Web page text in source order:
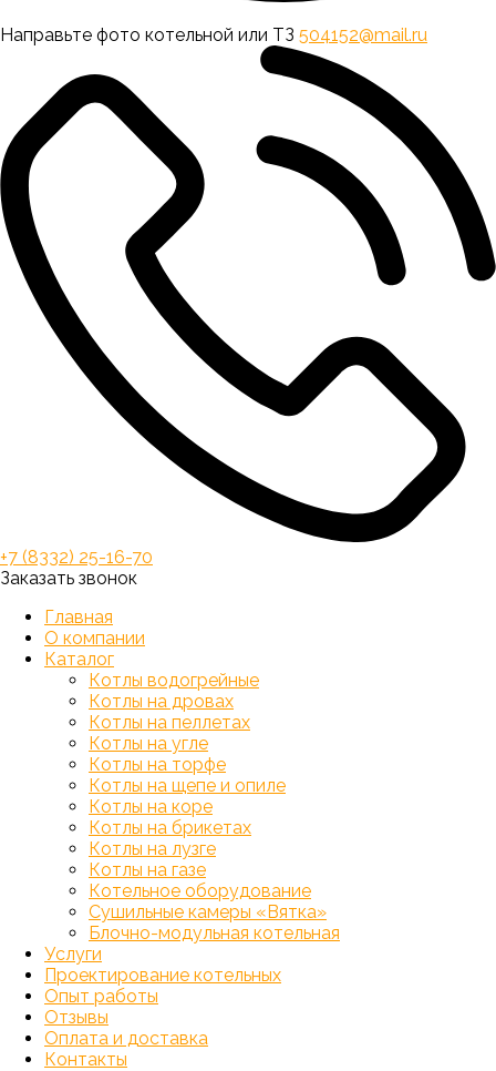
Направьте фото котельной или ТЗ 504152@mail.ru
+7 (8332) 25-16-70
Заказать звонок
Главная
О компании
Каталог
Котлы водогрейные
Котлы на дровах
Котлы на пеллетах
Котлы на угле
Котлы на торфе
Котлы на щепе и опиле
Котлы на коре
Котлы на брикетах
Котлы на лузге
Котлы на газе
Котельное оборудование
Сушильные камеры «Вятка»
Блочно-модульная котельная
Услуги
Проектирование котельных
Опыт работы
Отзывы
Оплата и доставка
Контакты